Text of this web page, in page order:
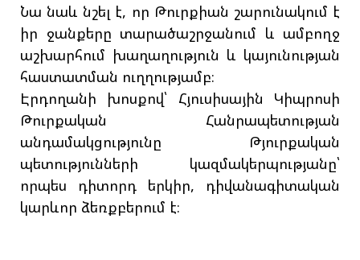
Նա նաև նշել է, որ Թուրքիան շարունակում է
իր ջանքերը տարածաշրջանում և ամբողջ
աշխարհում խաղաղություն և կայունության
հաստատման ուղղությամբ։
Էրդողանի խոսքով՝ Հյուսիսային Կիպրոսի
Թուրքական Հանրապետության
անդամակցությունը Թյուրքական
պետությունների կազմակերպությանը՝
որպես դիտորդ երկիր, դիվանագիտական
կարևոր ձեռքբերում է։